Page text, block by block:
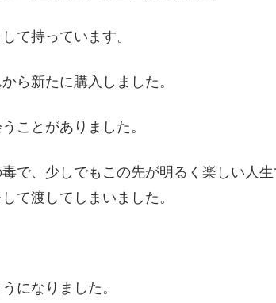
て持っています。
ら新たに購入しました。
ことがありました。
で、少しでもこの先が明るく楽しい人
て渡してしまいました。
になりました。